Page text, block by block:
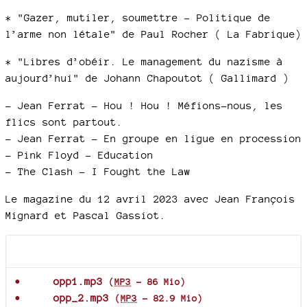
* "Gazer, mutiler, soumettre - Politique de
l’arme non létale" de Paul Rocher ( La Fabrique)
* "Libres d’obéir. Le management du nazisme à
aujourd’hui" de Johann Chapoutot ( Gallimard )
– Jean Ferrat - Hou ! Hou ! Méfions-nous, les
flics sont partout.
– Jean Ferrat - En groupe en ligue en procession
– Pink Floyd - Education
– The Clash - I Fought the Law
Le magazine du 12 avril 2023 avec Jean François
Mignard et Pascal Gassiot.
opp1.mp3 (MP3 - 86 Mio)
opp_2.mp3 (MP3 - 82.9 Mio)